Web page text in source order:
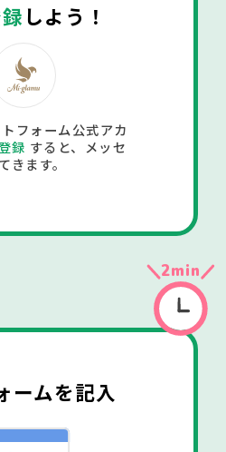
しよう！
フォーム公式アカ
録 すると、メッセ
きます。
ームを記入
2min